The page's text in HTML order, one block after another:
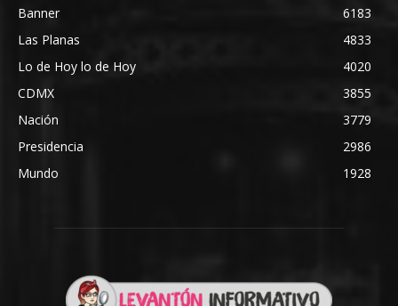
Banner
6183
Las Planas
4833
Lo de Hoy lo de Hoy
4020
CDMX
3855
Nación
3779
Presidencia
2986
Mundo
1928